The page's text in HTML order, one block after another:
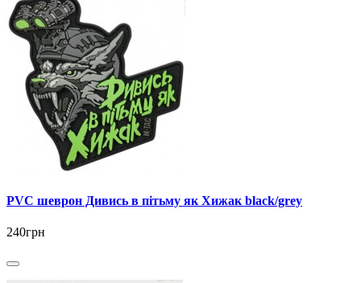
PVC шеврон Дивись в пітьму як Хижак black/grey
240грн